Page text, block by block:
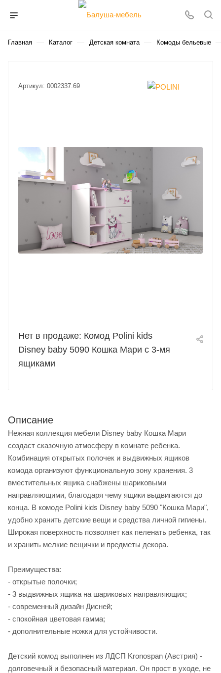
Главная — Каталог — Детская комната — Комоды бельевые
Артикул: 0002337.69
Нет в продаже: Комод Polini kids
Disney baby 5090 Кошка Мари с 3-мя
ящиками
Описание
Нежная коллекция мебели Disney baby Кошка Мари
создаст сказочную атмосферу в комнате ребенка.
Комбинация открытых полочек и выдвижных ящиков
комода организуют функциональную зону хранения. 3
вместительных ящика снабжены шариковыми
направляющими, благодаря чему ящики выдвигаются до
конца. В комоде Polini kids Disney baby 5090 "Кошка Мари",
удобно хранить детские вещи и средства личной гигиены.
Широкая поверхность позволяет как пеленать ребенка, так
и хранить мелкие вещички и предметы декора.
Преимущества:
- открытые полочки;
- 3 выдвижных ящика на шариковых направляющих;
- современный дизайн Дисней;
- спокойная цветовая гамма;
- дополнительные ножки для устойчивости.
Детский комод выполнен из ЛДСП Kronospan (Австрия) -
долговечный и безопасный материал. Он прост в уходе, не